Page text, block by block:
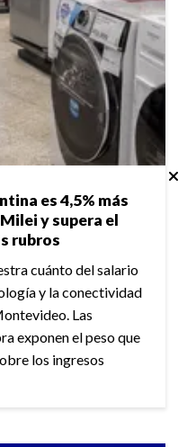
es 4,5% más
y supera el
rubros
cuánto del salario
y la conectividad
Las
exponen el peso que
los ingresos